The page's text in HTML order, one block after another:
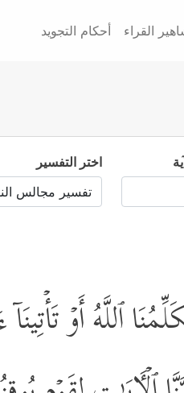
القراء أحكام التجويد
اختر التفسير
ٱللَّهُ أَوۡ